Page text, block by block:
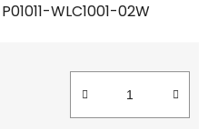
P01011-WLC1001-02W